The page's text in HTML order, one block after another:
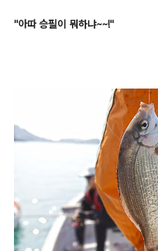
"아따 승필이 뭐하냐~~!"